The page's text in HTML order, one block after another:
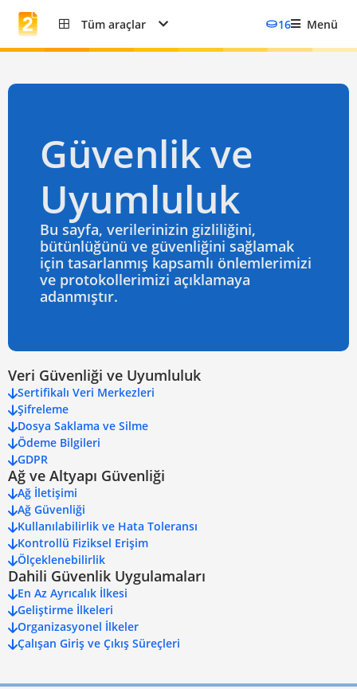
Tüm araçlar 16 Menü
Güvenlik ve
Uyumluluk
Bu sayfa, verilerinizin gizliliğini,
bütünlüğünü ve güvenliğini sağlamak
için tasarlanmış kapsamlı önlemlerimizi
ve protokollerimizi açıklamaya
adanmıştır.
Veri Güvenliği ve Uyumluluk
Sertifikalı Veri Merkezleri
Şifreleme
Dosya Saklama ve Silme
Ödeme Bilgileri
GDPR
Ağ ve Altyapı Güvenliği
Ağ İletişimi
Ağ Güvenliği
Kullanılabilirlik ve Hata Toleransı
Kontrollü Fiziksel Erişim
Ölçeklenebilirlik
Dahili Güvenlik Uygulamaları
En Az Ayrıcalık İlkesi
Geliştirme İlkeleri
Organizasyonel İlkeler
Çalışan Giriş ve Çıkış Süreçleri